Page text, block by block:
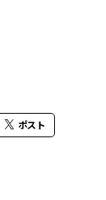
ポスト